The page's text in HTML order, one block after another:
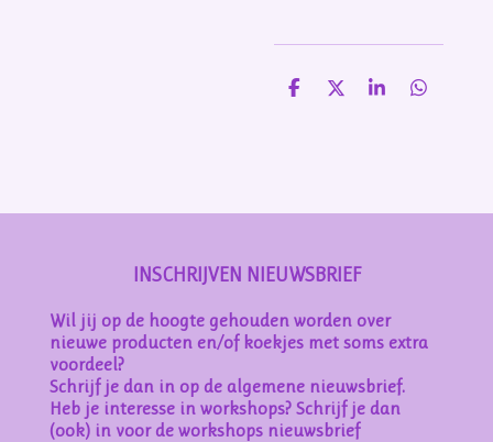
D
D
S
D
INSCHRIJVEN NIEUWSBRIEF
Wil jij op de hoogte gehouden worden over
nieuwe producten en/of koekjes met soms extra
voordeel?
Schrijf je dan in op de algemene nieuwsbrief.
Heb je interesse in workshops? Schrijf je dan
(ook) in voor de workshops nieuwsbrief